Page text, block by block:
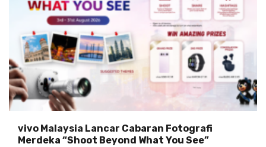
vivo Malaysia Lancar Cabaran Fotografi
Merdeka “Shoot Beyond What You See”